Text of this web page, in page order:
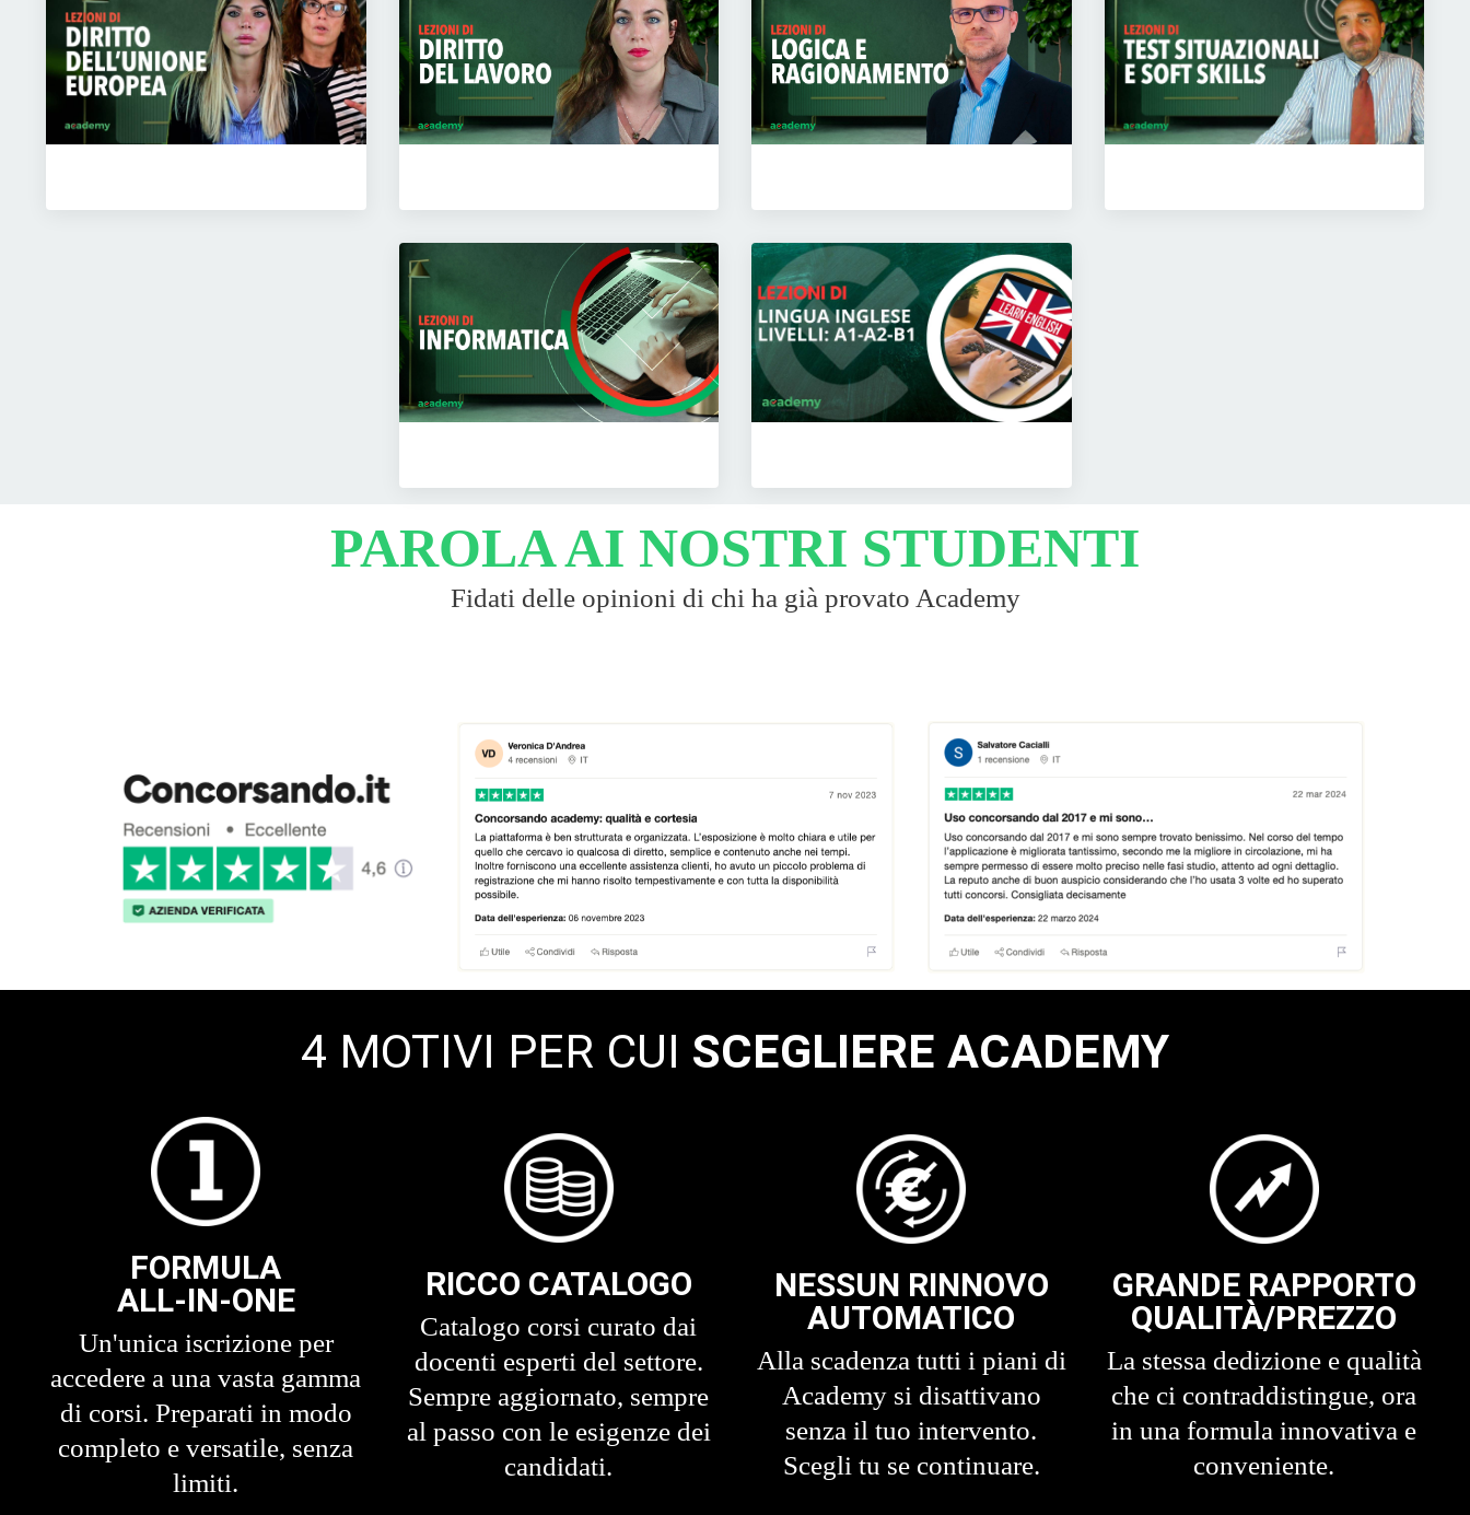
PAROLA AI NOSTRI STUDENTI
Fidati delle opinioni di chi ha già provato Academy
4 MOTIVI PER CUI SCEGLIERE ACADEMY
FORMULA
ALL-IN-ONE
Un'unica iscrizione per
accedere a una vasta gamma
di corsi. Preparati in modo
completo e versatile, senza
limiti.
RICCO CATALOGO
Catalogo corsi curato dai
docenti esperti del settore.
Sempre aggiornato, sempre
al passo con le esigenze dei
candidati.
NESSUN RINNOVO
AUTOMATICO
Alla scadenza tutti i piani di
Academy si disattivano
senza il tuo intervento.
Scegli tu se continuare.
GRANDE RAPPORTO
QUALITÀ/PREZZO
La stessa dedizione e qualità
che ci contraddistingue, ora
in una formula innovativa e
conveniente.